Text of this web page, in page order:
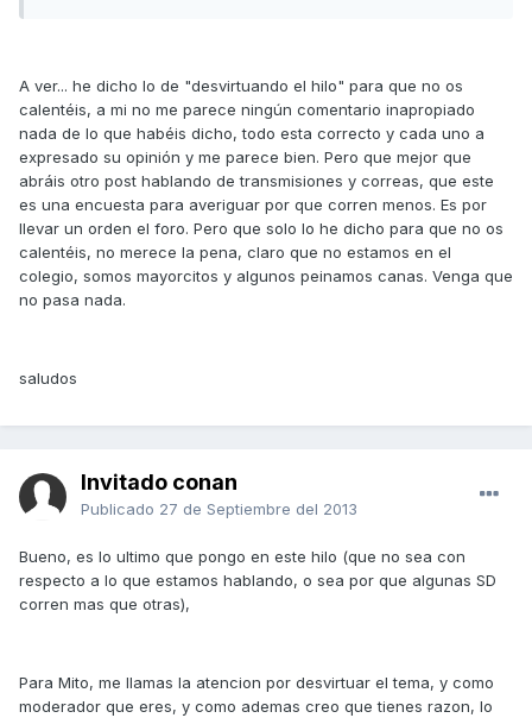
A ver... he dicho lo de "desvirtuando el hilo" para que no os
calentéis, a mi no me parece ningún comentario inapropiado
nada de lo que habéis dicho, todo esta correcto y cada uno a
expresado su opinión y me parece bien. Pero que mejor que
abráis otro post hablando de transmisiones y correas, que este
es una encuesta para averiguar por que corren menos. Es por
llevar un orden el foro. Pero que solo lo he dicho para que no os
calentéis, no merece la pena, claro que no estamos en el
colegio, somos mayorcitos y algunos peinamos canas. Venga que
no pasa nada.
saludos
Invitado conan
Publicado 27 de Septiembre del 2013
Bueno, es lo ultimo que pongo en este hilo (que no sea con
respecto a lo que estamos hablando, o sea por que algunas SD
corren mas que otras),
Para Mito, me llamas la atencion por desvirtuar el tema, y como
moderador que eres, y como ademas creo que tienes razon, lo